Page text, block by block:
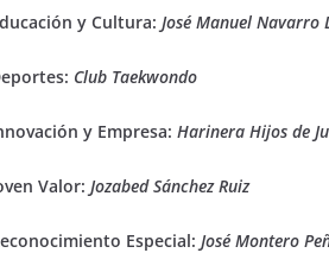
y Cultura: José Manuel Navarro
Club Taekwondo
y Empresa: Harinera Hijos de
Valor: Jozabed Sánchez Ruiz
Especial: José Montero